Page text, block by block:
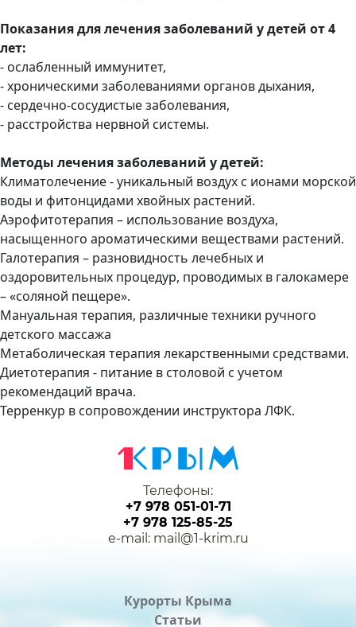
Показания для лечения заболеваний у детей от 4
лет:
- ослабленный иммунитет,
- хроническими заболеваниями органов дыхания,
- сердечно-сосудистые заболевания,
- расстройства нервной системы.
Методы лечения заболеваний у детей:
Климатолечение - уникальный воздух с ионами морской
воды и фитонцидами хвойных растений.
Аэрофитотерапия – использование воздуха,
насыщенного ароматическими веществами растений.
Галотерапия – разновидность лечебных и
оздоровительных процедур, проводимых в галокамере
– «соляной пещере».
Мануальная терапия, различные техники ручного
детского массажа
Метаболическая терапия лекарственными средствами.
Диетотерапия - питание в столовой с учетом
рекомендаций врача.
Терренкур в сопровождении инструктора ЛФК.
Курорты Крыма
Статьи
Телефоны:
+7 978 051-01-71
+7 978 125-85-25
e-mail: mail@1-krim.ru